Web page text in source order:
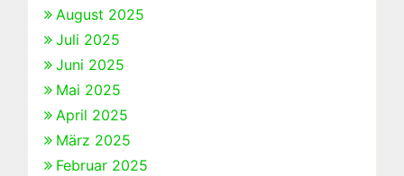
August 2025
Juli 2025
Juni 2025
Mai 2025
April 2025
März 2025
Februar 2025